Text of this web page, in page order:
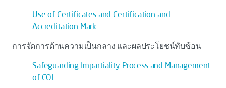
Use of Certificates and Certification and
Accreditation Mark
การจัดการด้านความเป็นกลาง และผลประโยชน์ทับซ้อน
Safeguarding Impartiality Process and Management
of COI